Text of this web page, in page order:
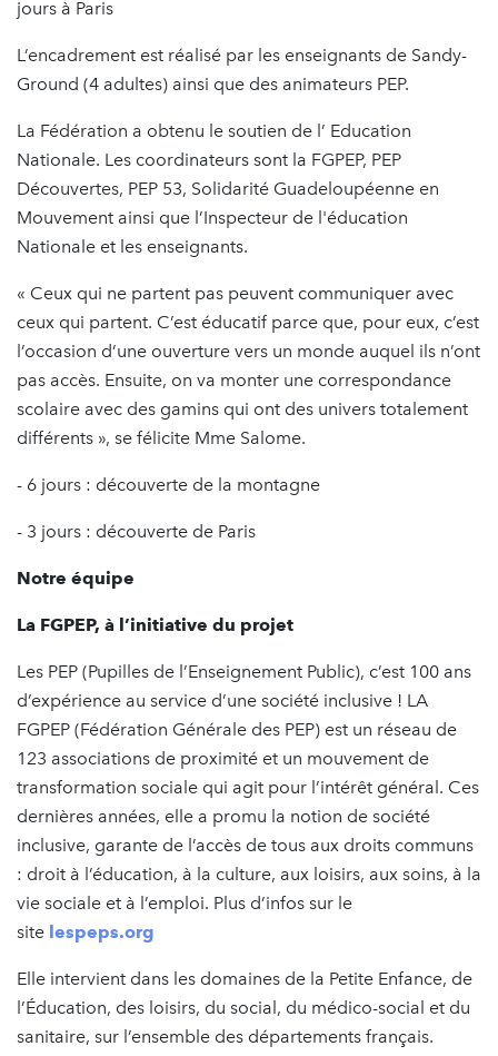
jours à Paris
L’encadrement est réalisé par les enseignants de Sandy-
Ground (4 adultes) ainsi que des animateurs PEP.
La Fédération a obtenu le soutien de l’ Education
Nationale. Les coordinateurs sont la FGPEP, PEP
Découvertes, PEP 53, Solidarité Guadeloupéenne en
Mouvement ainsi que l’Inspecteur de l'éducation
Nationale et les enseignants.
« Ceux qui ne partent pas peuvent communiquer avec
ceux qui partent. C’est éducatif parce que, pour eux, c’est
l’occasion d’une ouverture vers un monde auquel ils n’ont
pas accès. Ensuite, on va monter une correspondance
scolaire avec des gamins qui ont des univers totalement
différents », se félicite Mme Salome.
- 6 jours : découverte de la montagne
- 3 jours : découverte de Paris
Notre équipe
La FGPEP, à l’initiative du projet
Les PEP (Pupilles de l’Enseignement Public), c’est 100 ans
d’expérience au service d’une société inclusive ! LA
FGPEP (Fédération Générale des PEP) est un réseau de
123 associations de proximité et un mouvement de
transformation sociale qui agit pour l’intérêt général. Ces
dernières années, elle a promu la notion de société
inclusive, garante de l’accès de tous aux droits communs
: droit à l’éducation, à la culture, aux loisirs, aux soins, à la
vie sociale et à l’emploi. Plus d’infos sur le
site lespeps.org
Elle intervient dans les domaines de la Petite Enfance, de
l’Éducation, des loisirs, du social, du médico-social et du
sanitaire, sur l’ensemble des départements français.